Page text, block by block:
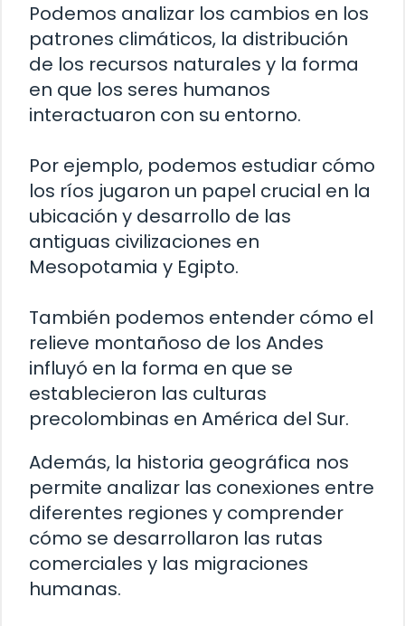
Podemos analizar los cambios en los
patrones climáticos, la distribución
de los recursos naturales y la forma
en que los seres humanos
interactuaron con su entorno.
Por ejemplo, podemos estudiar cómo
los ríos jugaron un papel crucial en la
ubicación y desarrollo de las
antiguas civilizaciones en
Mesopotamia y Egipto.
También podemos entender cómo el
relieve montañoso de los Andes
influyó en la forma en que se
establecieron las culturas
precolombinas en América del Sur.
Además, la historia geográfica nos
permite analizar las conexiones entre
diferentes regiones y comprender
cómo se desarrollaron las rutas
comerciales y las migraciones
humanas.